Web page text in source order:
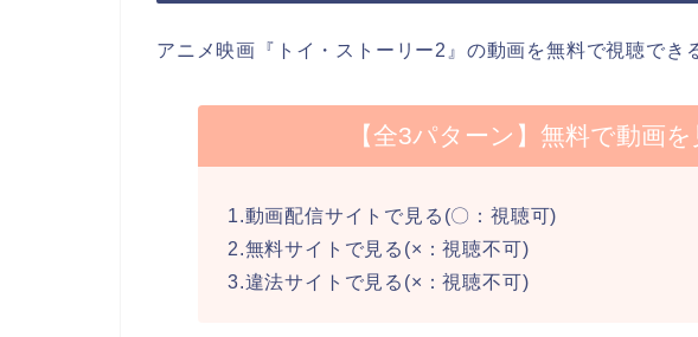
アニメ映画『トイ・ストーリー2』の動画を無料で視聴でき
【全3パターン】無料で動画
1.動画配信サイトで見る(〇：視聴可)
2.無料サイトで見る(×：視聴不可)
3.違法サイトで見る(×：視聴不可)